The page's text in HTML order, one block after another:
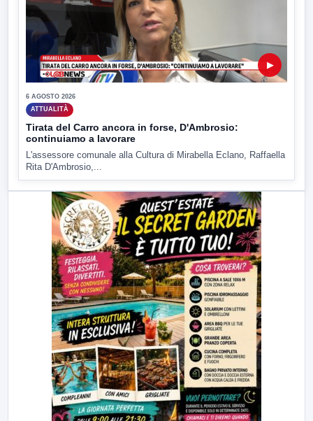
▶
6 AGOSTO 2026
ATTUALITÀ
Tirata del Carro ancora in forse, D'Ambrosio:
continuiamo a lavorare
L'assessore comunale alla Cultura di Mirabella Eclano, Raffaella
Rita D'Ambrosio,...